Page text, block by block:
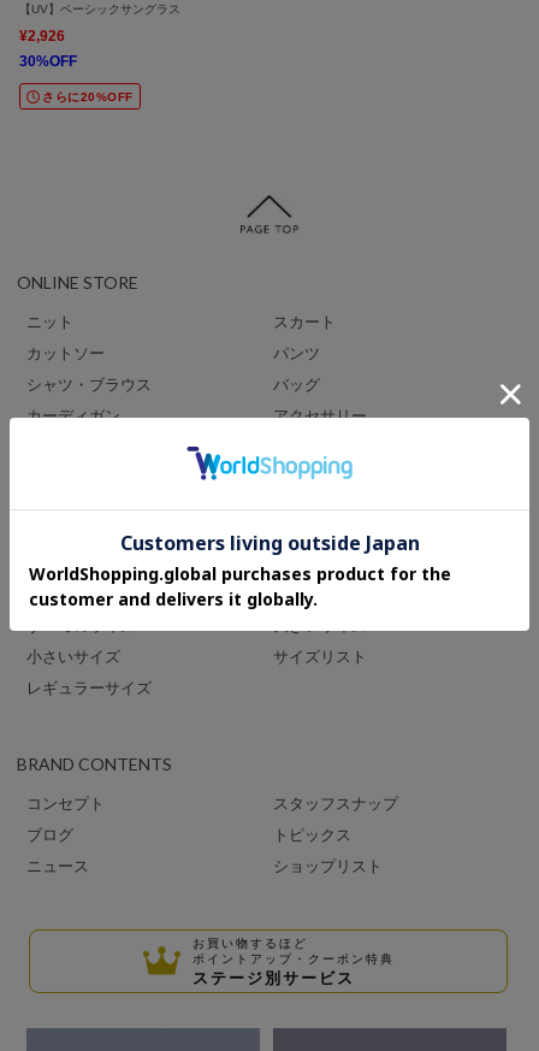
【UV】ベーシックサングラス
¥2,926
30%OFF
さらに20%OFF
ONLINE STORE
ニット
カットソー
シャツ・ブラウス
カーディガン
ワンピース
スカート
パンツ
バッグ
アクセサリー
プレオーダー
セール
SIZE
小さいサイズ
レギュラーサイズ
サイズリスト
BRAND CONTENTS
コンセプト
ブログ
ニュース
スタッフスナップ
トピックス
ショップリスト
お買い物するほど
ポイントアップ・クーポン特典
ステージ別サービス